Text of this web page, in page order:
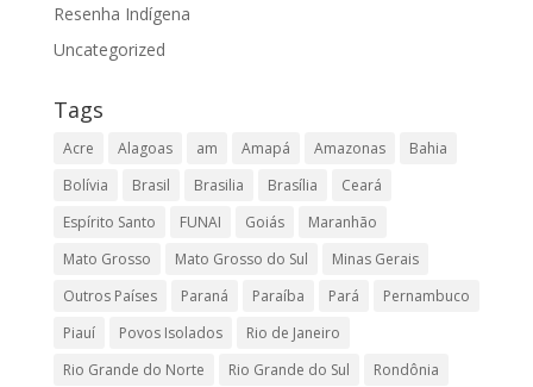
Resenha Indígena
Uncategorized
Tags
Acre Alagoas am Amapá Amazonas
Bahia
Bolívia
Brasil Brasilia Brasília
Ceará
Espírito Santo
FUNAI Goiás
Maranhão
Mato Grosso
Mato Grosso do Sul
Minas Gerais
Outros Países
Paraná Paraíba Pará
Pernambuco
Piauí
Povos Isolados
Rio de Janeiro
Rio Grande do Norte
Rio Grande do Sul Rondônia